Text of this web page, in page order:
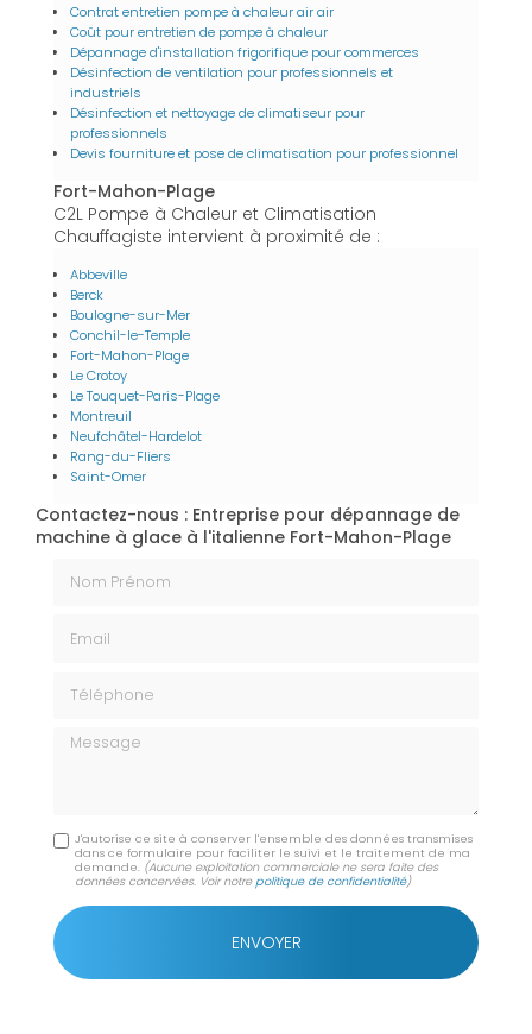
Contrat entretien pompe à chaleur air air
Coût pour entretien de pompe à chaleur
Dépannage d'installation frigorifique pour commerces
Désinfection de ventilation pour professionnels et
industriels
Désinfection et nettoyage de climatiseur pour
professionnels
Devis fourniture et pose de climatisation pour professionnel
Fort-Mahon-Plage
C2L Pompe à Chaleur et Climatisation
Chauffagiste intervient à proximité de :
Abbeville
Berck
Boulogne-sur-Mer
Conchil-le-Temple
Fort-Mahon-Plage
Le Crotoy
Le Touquet-Paris-Plage
Montreuil
Neufchâtel-Hardelot
Rang-du-Fliers
Saint-Omer
Contactez-nous : Entreprise pour dépannage de
machine à glace à l'italienne Fort-Mahon-Plage
Message
J'autorise ce site à conserver l'ensemble des données transmises
dans ce formulaire pour faciliter le suivi et le traitement de ma
demande. (Aucune exploitation commerciale ne sera faite des
données concervées. Voir notrepolitique de confidentialité)